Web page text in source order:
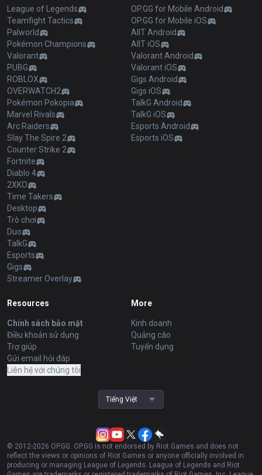
League of Legends
Teamfight Tactics
Palworld
Pokémon Champions
Valorant
PUBG
ROBLOX
OVERWATCH2
Pokémon Pokopia
Marvel Rivals
Arc Raiders
Slay The Spire 2
Counter Strike 2
Fortnite
Diablo 4
2XKO
Time Takers
Desktop
Trò chơi
Duo
TalkG
Esports
Gigs
Streamer Overlay
OP.GG for Mobile Android
OP.GG for Mobile iOS
AllT Android
AllT iOS
Valorant Android
Valorant iOS
Gigs Android
Gigs iOS
TalkG Android
TalkG iOS
Esports Android
Esports iOS
Resources
Chính sách bảo mật
Điều khoản sử dụng
Trợ giúp
Gửi email hỏi đáp
Liên hệ với chúng tôi
More
Kinh doanh
Quảng cáo
Tuyển dụng
Tiếng Việt
© 2012-2026 OP.GG. OP.GG is not endorsed by Riot Games and does not
reflect the views or opinions of Riot Games or anyone officially involved in
producing or managing League of Legends. League of Legends and Riot